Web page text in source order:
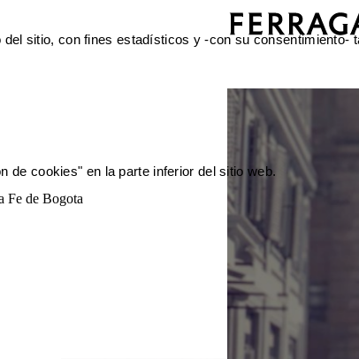
Fe de Bogota
sitio, con fines estadísticos y -con su consentimiento-
de cookies" en la parte inferior del sitio web.